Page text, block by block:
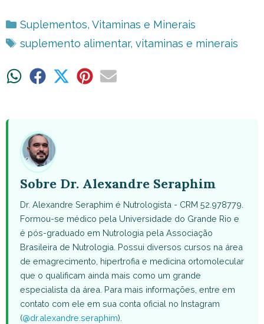
Categorias
Suplementos, Vitaminas e Minerais
Tags
suplemento alimentar, vitaminas e minerais
ShareShare ShareShareShare
Sobre Dr. Alexandre Seraphim
Dr. Alexandre Seraphim é Nutrologista - CRM 52.978779.
Formou-se médico pela Universidade do Grande Rio e
é pós-graduado em Nutrologia pela Associação
Brasileira de Nutrologia. Possui diversos cursos na área
de emagrecimento, hipertrofia e medicina ortomolecular
que o qualificam ainda mais como um grande
especialista da área. Para mais informações, entre em
contato com ele em sua conta oficial no Instagram
(@dr.alexandre.seraphim).